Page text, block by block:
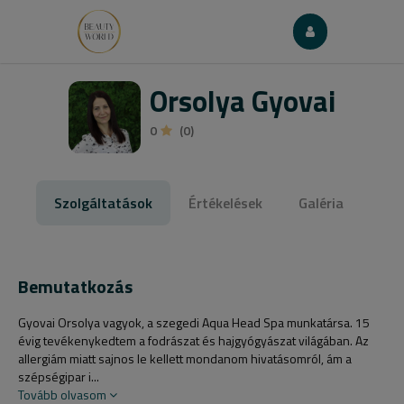
Orsolya Gyovai
0 (0)
Szolgáltatások Értékelések Galéria
Bemutatkozás
Gyovai Orsolya vagyok, a szegedi Aqua Head Spa munkatársa. 15
évig tevékenykedtem a fodrászat és hajgyógyászat világában. Az
allergiám miatt sajnos le kellett mondanom hivatásomról, ám a
szépségipar i...
Tovább olvasom